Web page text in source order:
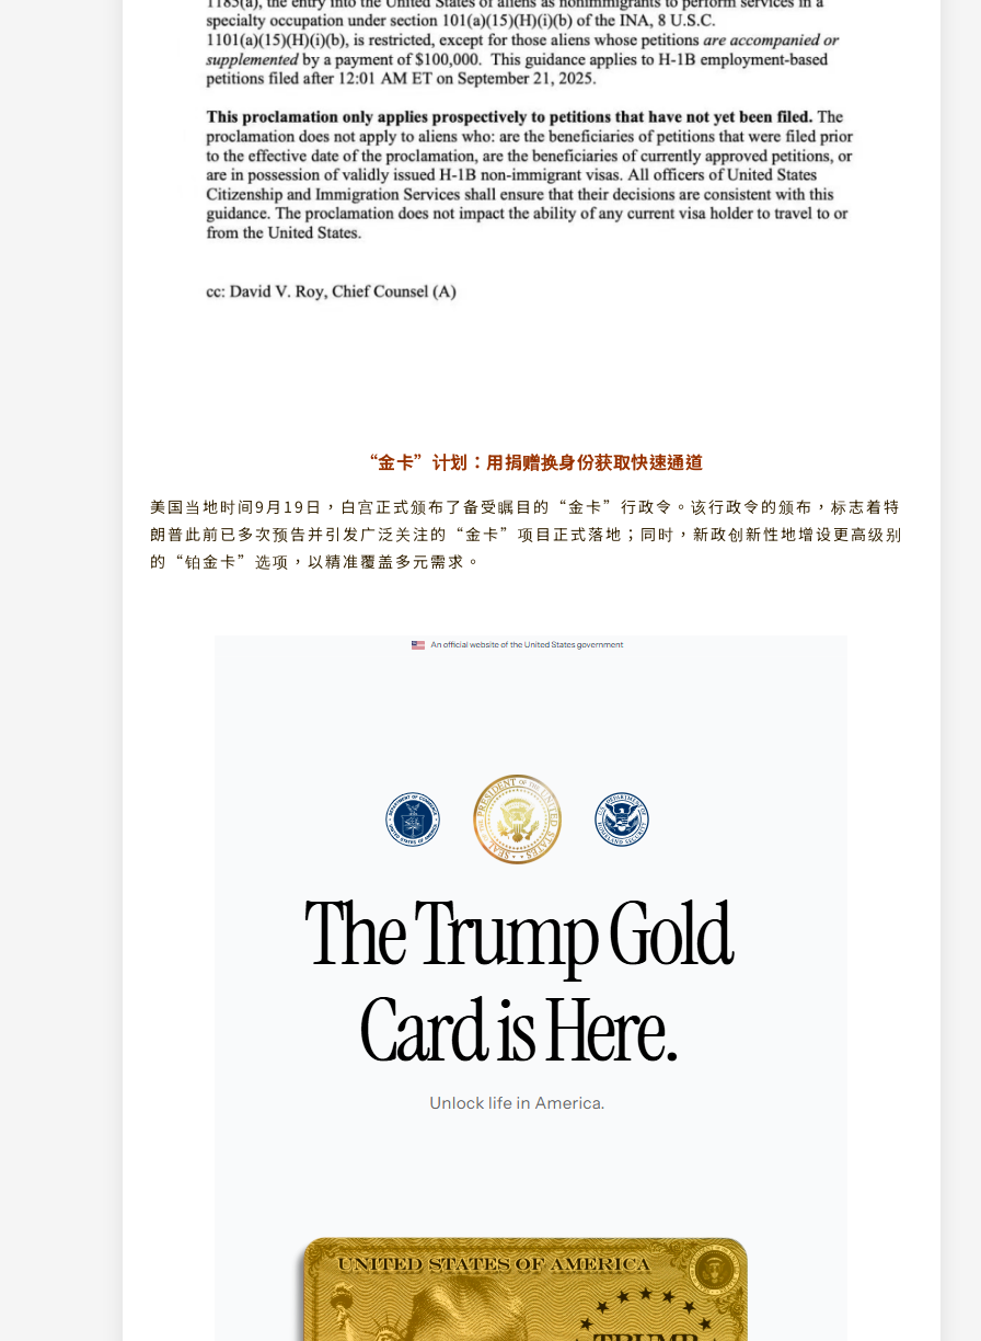
“金卡”计划：用捐赠换身份获取快速通道
美国当地时间9月19日，白宫正式颁布了备受瞩目的“金卡”行政令。该行政令的颁布，标志着特
朗普此前已多次预告并引发广泛关注的“金卡”项目正式落地；同时，新政创新性地增设更高级别
的“铂金卡”选项，以精准覆盖多元需求。